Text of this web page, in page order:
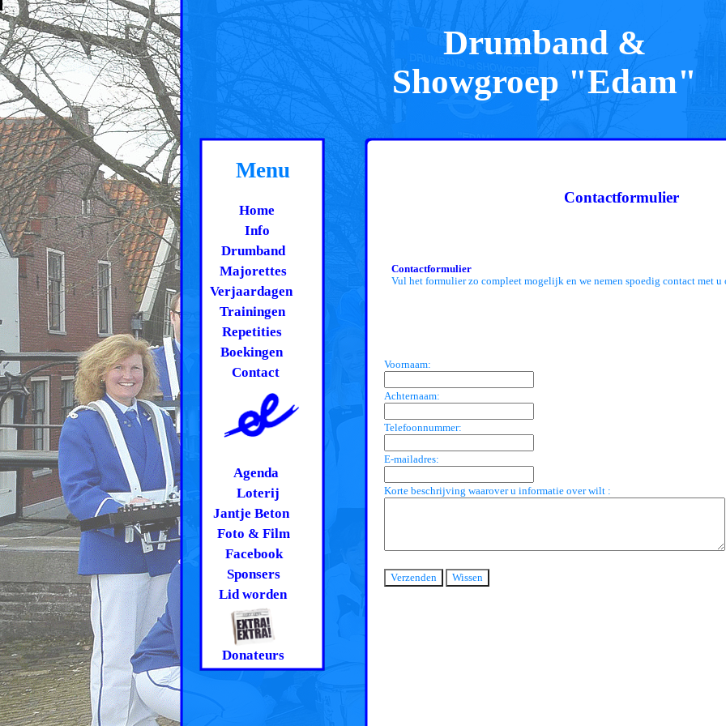
Contactformulier
Voornaam:
Achternaam:
Telefoonnummer:
E-mailadres:
Korte beschrijving waarover u informatie over wilt :
Drumband &
Showgroep "Edam"
Menu
Contactformulier
Vul het formulier zo compleet mogelijk en we nemen spoedig contact met u
Agenda
Loterij
Jantje Beton
Foto & Film
Facebook
Sponsers
Lid worden
Donateurs
Home
Info
Drumband
Majorettes
Verjaardagen
Trainingen
Repetities
Boekingen
Contact